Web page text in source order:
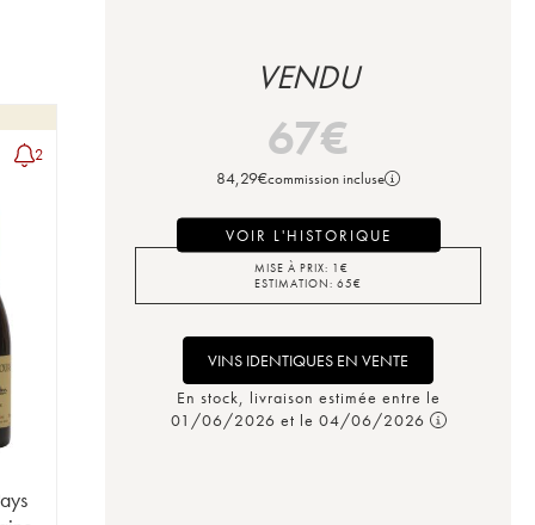
2
VENDU
67€
84,29€commission incluse
VOIR L'HISTORIQUE
MISE À PRIX: 1 €
ESTIMATION: 65€
VINS IDENTIQUES EN VENTE
En stock, livraison estimée entre le
01/06/2026 et le 04/06/2026